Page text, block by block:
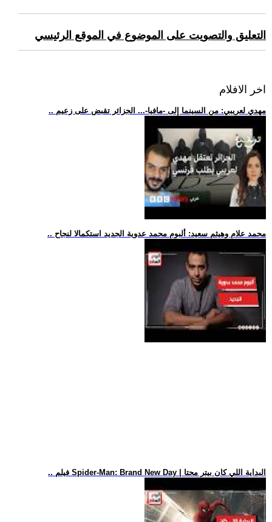
التعليق والتصويت على الموضوع في الموقع الرئيسي
اخر الافلام
.. مهدي لعريبي: من السينما إلى -مافيا-... الجزائر تقبض على زعيم
.. محمد علام وهيثم سعيد: ألبوم محمد عدوية الجديد استكمالا لنجاح
.. فيلم Spider-Man: Brand New Day | البداية اللي كان بيتر محتا